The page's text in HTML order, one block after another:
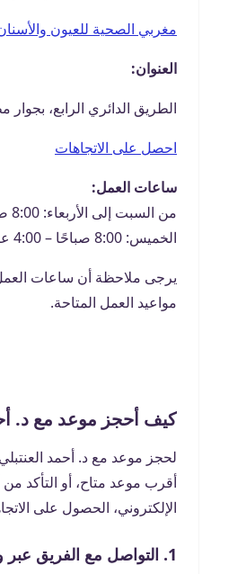
مغربي الصحية للعيون
العنوان:
الطريق الدائري الرابع،
احصل على الاتجاهات
ساعات العمل:
من السبت إلى الأربعاء: 8:00 صباحًا – 8:00 مساءً
الخميس: 8:00 صباحًا – 4:00 عصرًا
يرجى ملاحظة أن ساعات
مواعيد العمل المتاحة.
كيف أحجز موعد مع د.
لحجز موعد مع د. أحمد
أقرب موعد متاح، أو التأكد
الإلكتروني، الحصول على
1. التواصل مع الفريق عبر واتساب